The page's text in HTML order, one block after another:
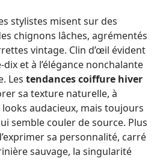
stylistes misent sur des
chignons lâches, agrémentés
vintage. Clin d’œil évident
et à l’élégance nonchalante
Les tendances coiffure hiver
sa texture naturelle, à
looks audacieux, mais toujours
semble couler de source. Plus
sa personnalité, carré
sauvage, la singularité